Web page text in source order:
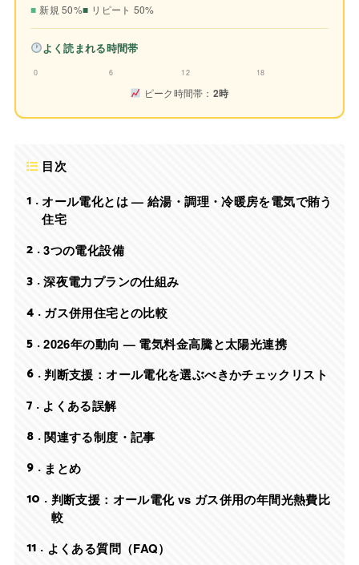
新規 50% リピート 50%
よく読まれる時間帯
0 6 12 18
ピーク時間帯： 2時
目次
1
オール電化とは — 給湯・調理・冷暖房を電気で賄う
住宅
2 3つの電化設備
3 深夜電力プランの仕組み
4 ガス併用住宅との比較
5 2026年の動向 — 電気料金高騰と太陽光連携
6 判断支援：オール電化を選ぶべきかチェックリスト
7 よくある誤解
8 関連する制度・記事
9 まとめ
10
判断支援：オール電化 vs ガス併用の年間光熱費比
較
11
よくある質問（FAQ）